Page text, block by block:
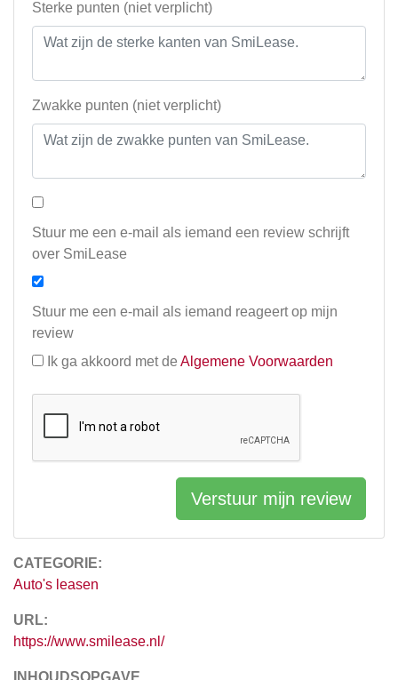
CATEGORIE:
Auto's leasen
URL:
https://www.smilease.nl/
Sterke punten (niet verplicht)
Zwakke punten (niet verplicht)
Stuur me een e-mail als iemand een review schrijft
over SmiLease
Stuur me een e-mail als iemand reageert op mijn
review
Ik ga akkoord met de Algemene Voorwaarden
Verstuur mijn review